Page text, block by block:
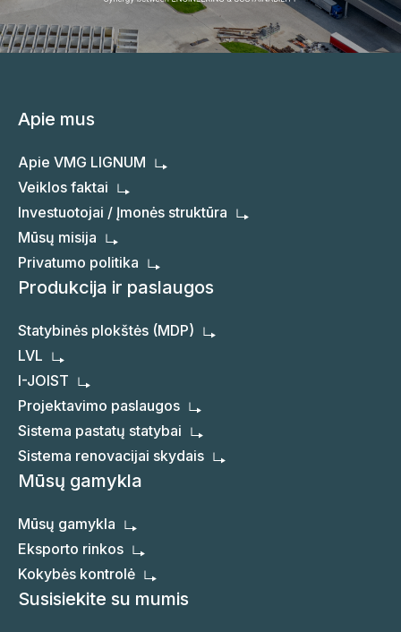
Apie mus
Apie VMG LIGNUM
Veiklos faktai
Investuotojai / Įmonės struktūra
Mūsų misija
Privatumo politika
Produkcija ir paslaugos
Statybinės plokštės (MDP)
LVL
I-JOIST
Projektavimo paslaugos
Sistema pastatų statybai
Sistema renovacijai skydais
Mūsų gamykla
Mūsų gamykla
Eksporto rinkos
Kokybės kontrolė
Susisiekite su mumis